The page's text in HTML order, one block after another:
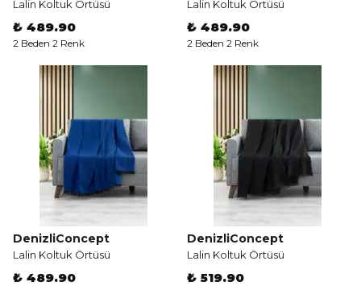
Lalin Koltuk Örtüsü
₺ 489.90
2 Beden 2 Renk
Lalin Koltuk Örtüsü
₺ 489.90
2 Beden 2 Renk
DenizliConcept
Lalin Koltuk Örtüsü
₺ 489.90
DenizliConcept
Lalin Koltuk Örtüsü
₺ 519.90